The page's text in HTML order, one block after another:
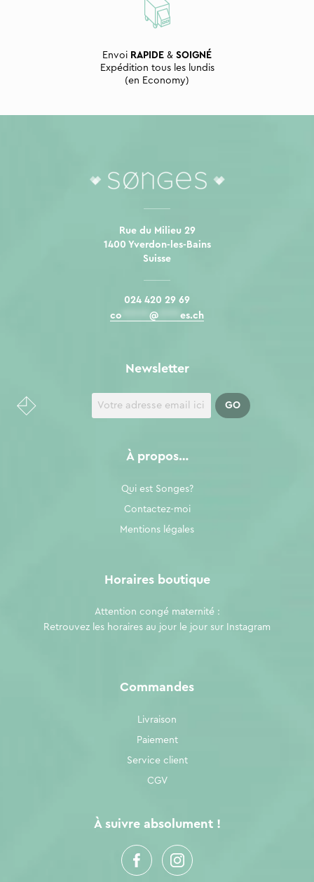
Envoi RAPIDE & SOIGNÉ
Expédition tous les lundis
(en Economy)
Rue du Milieu 29
1400 Yverdon-les-Bains
Suisse
024 420 29 69
co
@ es.ch
Commandes
Livraison
Paiement
Service client
CGV
À suivre absolument !
À propos…
Qui est Songes?
Contactez-moi
Mentions légales
Newsletter
Horaires boutique
Attention congé maternité :
Retrouvez les horaires au jour le jour sur
Instagram